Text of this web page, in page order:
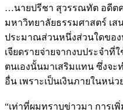
…นายปรีชา สุวรรณทัต อดี
มหาวิทยาลัยธรรมศาสตร์ เส
ประมาณส่วนหนึ่งส่วนใดขอ
เจียดรายจ่ายจากงบประจำ
ตนเองนั้นมาเสริมแทน ซึ่งจ
อื่น เพราะเป็นเงินภายในหน่ว
“เท่าที่ผมทราบข่าวมา การเ